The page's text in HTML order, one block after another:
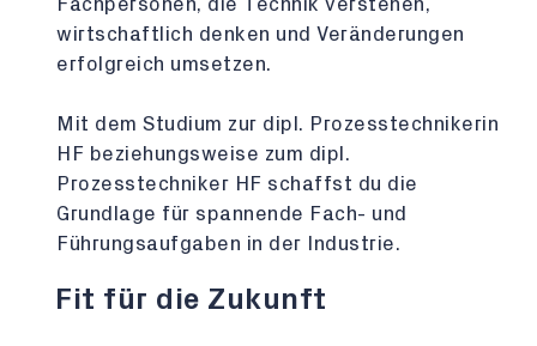
Fachpersonen, die Technik verstehen,
wirtschaftlich denken und Veränderungen
erfolgreich umsetzen.
Mit dem Studium zur dipl. Prozesstechnikerin
HF beziehungsweise zum dipl.
Prozesstechniker HF schaffst du die
Grundlage für spannende Fach- und
Führungsaufgaben in der Industrie.
Fit für die Zukunft